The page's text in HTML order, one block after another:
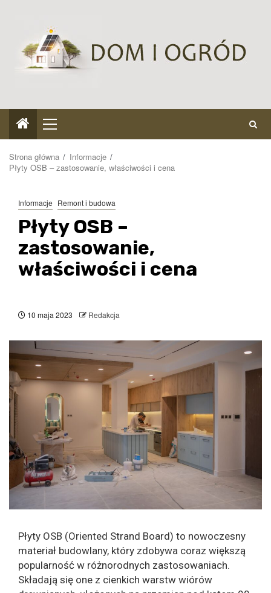
Menu
główne
Strona główna
Informacje
Płyty OSB – zastosowanie, właściwości i cena
Informacje Remont i budowa
Płyty OSB –
zastosowanie,
właściwości i cena
10 maja 2023 Redakcja
Płyty OSB (Oriented Strand Board) to nowoczesny
materiał budowlany, który zdobywa coraz większą
popularność w różnorodnych zastosowaniach.
Składają się one z cienkich warstw wiórów